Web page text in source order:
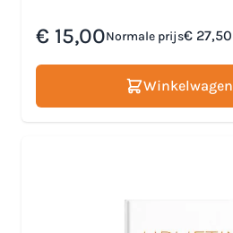
Speciale prijs
€ 15,00Normale prijs€ 27,50
Winkelwagen